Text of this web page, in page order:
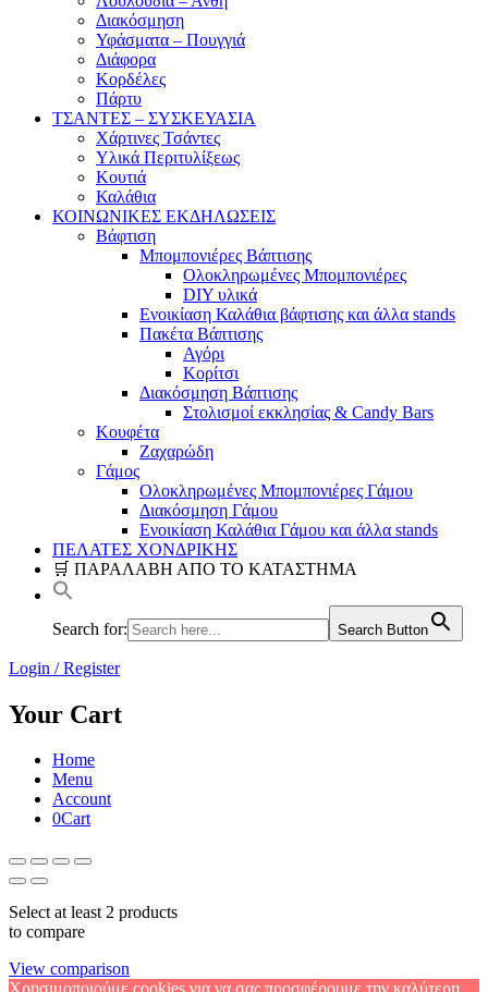
Διακόσμηση
Υφάσματα – Πουγγιά
Διάφορα
Κορδέλες
Πάρτυ
ΤΣΑΝΤΕΣ – ΣΥΣΚΕΥΑΣΙΑ
Χάρτινες Τσάντες
Υλικά Περιτυλίξεως
Κουτιά
Καλάθια
ΚΟΙΝΩΝΙΚΕΣ ΕΚΔΗΛΩΣΕΙΣ
Βάφτιση
Μπομπονιέρες Βάπτισης
Ολοκληρωμένες Μπομπονιέρες
DIY υλικά
Ενοικίαση Καλάθια βάφτισης και άλλα stands
Πακέτα Βάπτισης
Αγόρι
Κορίτσι
Διακόσμηση Βάπτισης
Στολισμοί εκκλησίας & Candy Bars
Κουφέτα
Ζαχαρώδη
Γάμος
Ολοκληρωμένες Μπομπονιέρες Γάμου
Διακόσμηση Γάμου
Ενοικίαση Καλάθια Γάμου και άλλα stands
ΠΕΛΑΤΕΣ ΧΟΝΔΡΙΚΗΣ
🛒 ΠΑΡΑΛΑΒΗ ΑΠΟ ΤΟ ΚΑΤΑΣΤΗΜΑ
Search for: Search Button
Login / Register
Your Cart
Home
Menu
Account
0Cart
Select at least 2 products
to compare
View comparison